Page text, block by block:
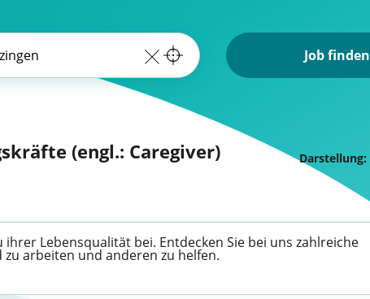
Job finden
(engl.: Caregiver) Darstellung:
Lebensqualität bei. Entdecken Sie bei uns zahlreiche
arbeiten und anderen zu helfen.